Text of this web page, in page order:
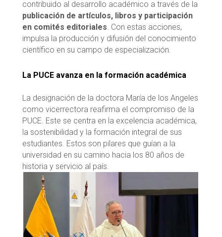
contribuido al desarrollo académico a través de la
publicación de artículos, libros y participación
en comités editoriales. Con estas acciones,
impulsa la producción y difusión del conocimiento
científico en su campo de especialización.
La PUCE avanza en la formación académica
La designación de la doctora María de los Angeles
como vicerrectora reafirma el compromiso de la
PUCE. Este se centra en la excelencia académica,
la sostenibilidad y la formación integral de sus
estudiantes. Estos son pilares que guían a la
universidad en su camino hacia los 80 años de
historia y servicio al país.